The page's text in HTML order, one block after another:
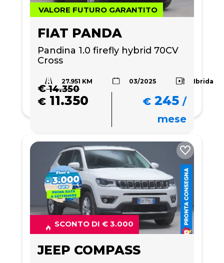
VALORE FUTURO GARANTITO
FIAT PANDA
Pandina 1.0 firefly hybrid 70CV
Cross
27.951 KM 03/2025 Ibrida
€14.350
€ 11.350 € 245 /
mese
SCONTO DI € 3.000
JEEP COMPASS